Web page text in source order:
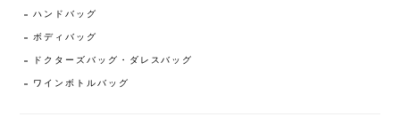
ハンドバッグ
ボディバッグ
ドクターズバッグ・ダレスバッグ
ワインボトルバッグ